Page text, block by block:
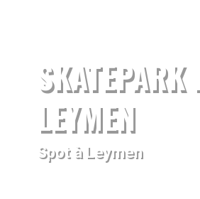
SKATEPARK
LEYMEN
Spot à Leymen